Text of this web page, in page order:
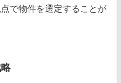
で物件を選定することが